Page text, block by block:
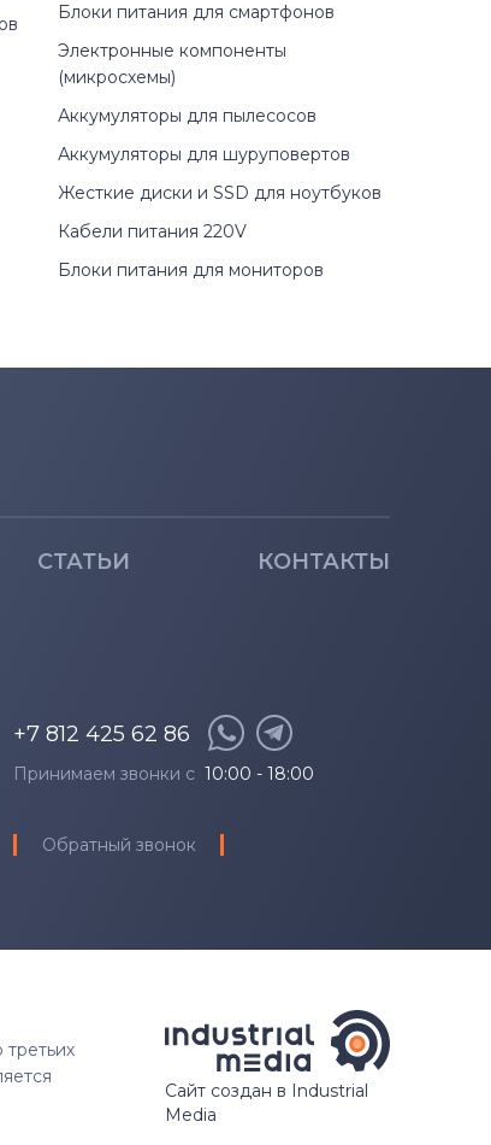
Блоки питания для смартфонов
Электронные компоненты
(микросхемы)
Аккумуляторы для пылесосов
Аккумуляторы для шуруповертов
Жесткие диски и SSD для ноутбуков
Кабели питания 220V
Блоки питания для мониторов
СТАТЬИ КОНТАКТЫ
+7 812 425 62 86
Принимаем звонки с 10:00 - 18:00
Обратный звонок
Сайт создан в Industrial
Media